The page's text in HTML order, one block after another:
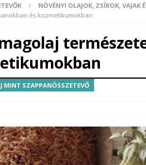
NÖVÉNYI OLAJOK, ZSÍROK, VAJAK
és kozmetikumokban
MINT SZAPPANÖSSZETEVŐ